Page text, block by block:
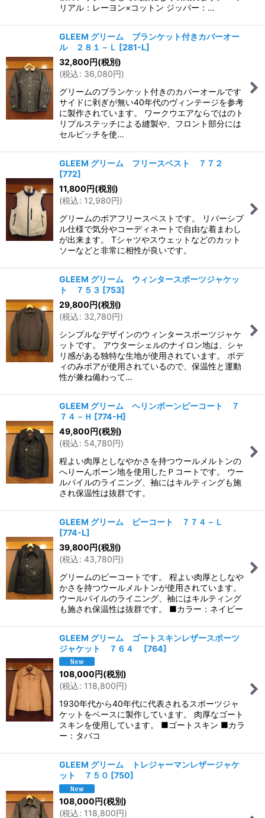
リアル：レーヨン×コットン ジッパー：…
GLEEM グリーム ブランケット付きカバーオー
ル ２８１－Ｌ [281-L]
32,800円(税別)
(税込: 36,080円)
グリームのブランケット付きのカバーオールです
サイドに剥ぎが無い40年代のヴィンテージを参考
に製作されています。 ワークウエアならではのト
リプルステッチによる縫製や、フロント部分には
セルビッチを使…
GLEEM グリーム フリースベスト ７７２
[772]
11,800円(税別)
(税込: 12,980円)
グリームのボアフリースベストです。 リバーシブ
ル仕様で気分やコーディネートで自由な着まわし
が出来ます。 Tシャツやスウェットなどのカット
ソーなどと非常に相性が良いです。
GLEEM グリーム ウィンタースポーツジャケッ
ト ７５３ [753]
29,800円(税別)
(税込: 32,780円)
シンプルなデザインのウィンタースポーツジャケ
ットです。 アウターシェルのナイロン地は、シャ
リ感がある独特な生地が使用されています。 ボデ
ィのみボアが使用されているので、保温性と運動
性が兼ね備わって…
GLEEM グリーム ヘリンボーンピーコート ７
７４－Ｈ [774-H]
49,800円(税別)
(税込: 54,780円)
程よい肉厚としなやかさを持つウールメルトンの
へりーんボーン地を使用したＰコートです。 ウー
ルパイルのライニング、袖にはキルティングも施
され保温性は抜群です。
GLEEM グリーム ピーコート ７７４－Ｌ
[774-L]
39,800円(税別)
(税込: 43,780円)
グリームのピーコートです。 程よい肉厚としなや
かさを持つウールメルトンが使用されています。
ウールパイルのライニング、袖にはキルティング
も施され保温性は抜群です。 ■カラー：ネイビー
GLEEM グリーム ゴートスキンレザースポーツ
ジャケット ７６４
[764]
108,000円(税別)
(税込: 118,800円)
1930年代から40年代に代表されるスポーツジャ
ケットをベースに製作しています。 肉厚なゴート
スキンを使用しています。 ■ゴートスキン ■カラ
ー：タバコ
GLEEM グリーム トレジャーマンレザージャケ
ット ７５０ [750]
108,000円(税別)
(税込: 118,800円)